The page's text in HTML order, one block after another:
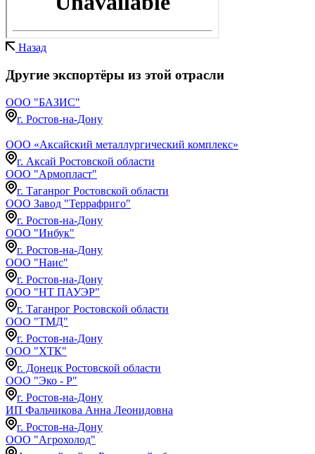
Назад
Другие экспортёры из этой отрасли
ООО "БАЗИС"
г. Ростов-на-Дону
ООО «Аксайский металлургический комплекс»
г. Аксай Ростовской области
ООО "Армопласт"
г. Таганрог Ростовской области
ООО Завод "Террафриго"
г. Ростов-на-Дону
ООО "Инбук"
г. Ростов-на-Дону
ООО "Наис"
г. Ростов-на-Дону
ООО "НТ ПАУЭР"
г. Таганрог Ростовской области
ООО "ТМД"
г. Ростов-на-Дону
ООО "ХТК"
г. Донецк Ростовской области
ООО "Эко - Р"
г. Ростов-на-Дону
ИП Фальчикова Анна Леонидовна
г. Ростов-на-Дону
ООО "Агрохолод"